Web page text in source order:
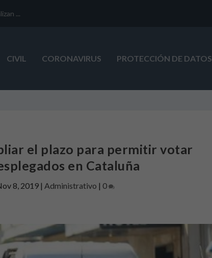
...
CIVIL CORONAVIRUS PROTECCIÓN DE DATOS
el plazo para permitir votar
en Cataluña
8, 2019 | Administrativo |0